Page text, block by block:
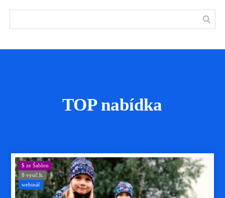
TOP nabídka
$ ze Šablon
8 vyuč.h.
webinář